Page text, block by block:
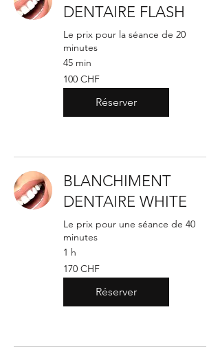
DENTAIRE FLASH
Le prix pour la séance de 20
minutes
45 min
100
francs
suisses
100 CHF
Réserver
BLANCHIMENT
DENTAIRE WHITE
Le prix pour une séance de 40
minutes
1 h
170
francs
suisses
170 CHF
Réserver